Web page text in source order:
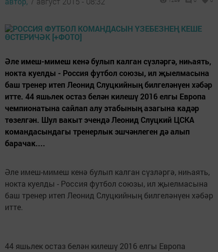
Әле имеш-мимеш кенә булып калган сүзләргә, ниһаять,
нокта куелды - Россия футбол союзы, ил җыелмасына
баш тренер итеп Леонид Слуцкийның билгеләнүен хәбәр
итте. 44 яшьлек остаз белән килешү 2016 елгы Европа
чемпионатына сайлап алу этабының азагына кадәр
төзелгән. Шул вакыт эчендә Леонид Слуцкий ЦСКА
командасындагы тренерлык эшчәнлеген дә алып
барачак....
Әле имеш-мимеш кенә булып калган сүзләргә, ниһаять,
нокта куелды - Россия футбол союзы, ил җыелмасына
баш тренер итеп Леонид Слуцкийның билгеләнүен хәбәр
итте.
44 яшьлек остаз белән килешү 2016 елгы Европа